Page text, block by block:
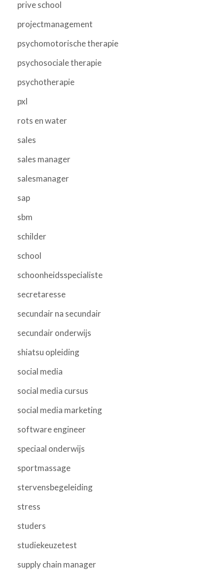
prive school
projectmanagement
psychomotorische therapie
psychosociale therapie
psychotherapie
pxl
rots en water
sales
sales manager
salesmanager
sap
sbm
schilder
school
schoonheidsspecialiste
secretaresse
secundair na secundair
secundair onderwijs
shiatsu opleiding
social media
social media cursus
social media marketing
software engineer
speciaal onderwijs
sportmassage
stervensbegeleiding
stress
studers
studiekeuzetest
supply chain manager